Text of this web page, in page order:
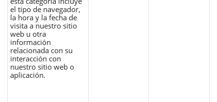
el tipo de navegador,
la hora y la fecha de
visita a nuestro sitio
web u otra
información
relacionada con su
interacción con
nuestro sitio web o
aplicación.